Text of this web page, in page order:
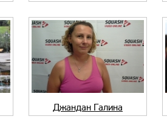
Джандан Галина